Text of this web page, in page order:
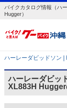
バイクカタログ情報（ハ
Hugger）
ハーレーダビッドソン
ハーレーダビッ
XL883H Hugger